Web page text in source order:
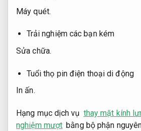
Máy quét.
Trải nghiệm các bạn kém
Sửa chữa.
Tuổi thọ pin điện thoại di động
In ấn.
Hạng mục dịch vụ thay mặt kính
nghiệm mượt bằng bộ phận